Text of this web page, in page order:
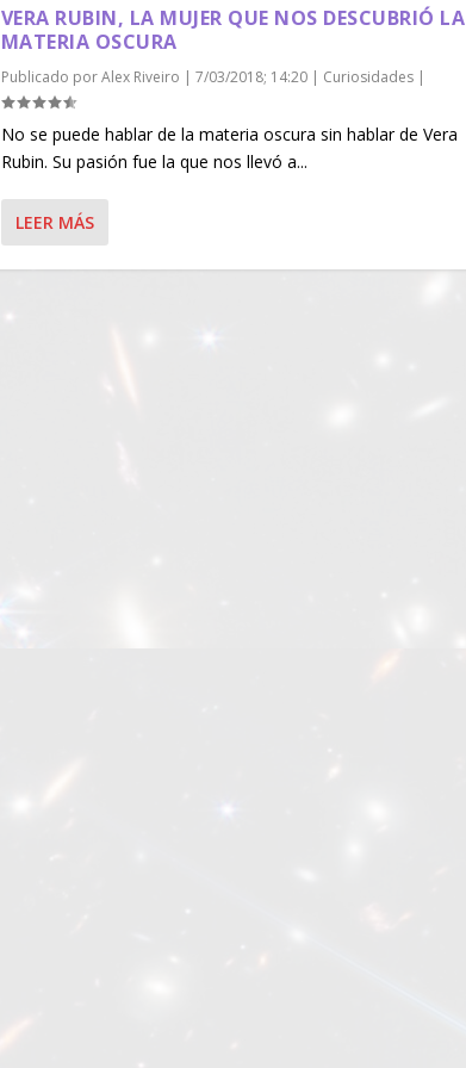
VERA RUBIN, LA MUJER QUE NOS DESCUBRIÓ LA
MATERIA OSCURA
Publicado porAlex Riveiro | 7/03/2018; 14:20| Curiosidades|
No se puede hablar de la materia oscura sin hablar de Vera
Rubin. Su pasión fue la que nos llevó a...
LEER MÁS